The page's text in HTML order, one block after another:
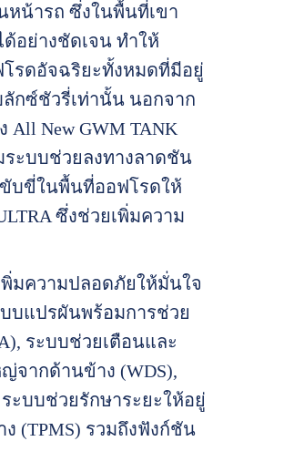
น้ารถ ซึ่งในพื้นที่เขา
อย่างชัดเจน ทำให้
รดอัจฉริยะทั้งหมดที่มีอยู่
ลักซ์ชัวรี่เท่านั้น นอกจาก
New GWM TANK
ระบบช่วยลงทางลาดชัน
บขี่ในพื้นที่ออฟโรดให้
ซึ่งช่วยเพิ่มความ
มความปลอดภัยให้มั่นใจ
บแปรผันพร้อมการช่วย
ระบบช่วยเตือนและ
จากด้านข้าง (WDS),
ะบบช่วยรักษาระยะให้อยู่
(TPMS) รวมถึงฟังก์ชัน